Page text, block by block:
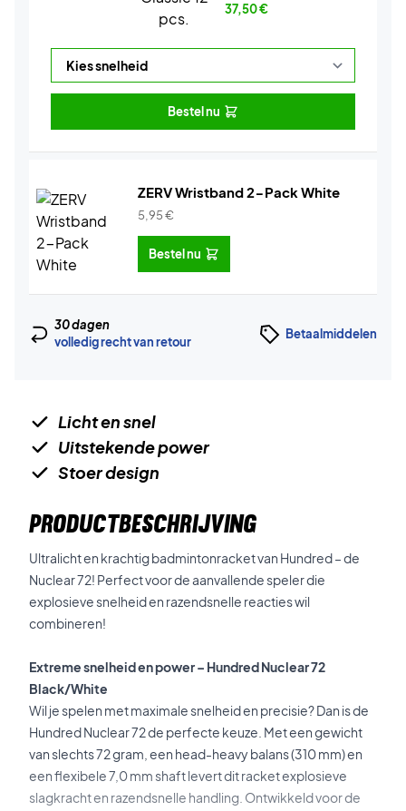
37,50€
Bestel nu
ZERV Wristband 2-Pack White
5,95€
Bestel nu
30 dagen
volledig recht van retour
Betaalmiddelen
Licht en snel
Uitstekende power
Stoer design
PRODUCTBESCHRIJVING
Ultralicht en krachtig badmintonracket van Hundred – de
Nuclear 72! Perfect voor de aanvallende speler die
explosieve snelheid en razendsnelle reacties wil
combineren!
Extreme snelheid en power – Hundred Nuclear 72
Black/White
Wil je spelen met maximale snelheid en precisie? Dan is de
Hundred Nuclear 72 de perfecte keuze. Met een gewicht
van slechts 72 gram, een head-heavy balans (310 mm) en
een flexibele 7,0 mm shaft levert dit racket explosieve
slagkracht en razendsnelle handling. Ontwikkeld voor de